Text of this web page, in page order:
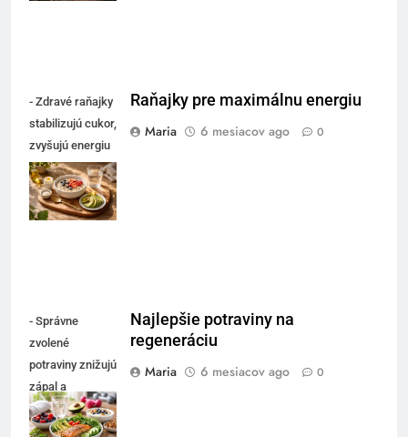
- Zdravé raňajky
stabilizujú cukor,
zvyšujú energiu
a pomáhajú
zvládnuť
dopoludnie.
Raňajky pre maximálnu energiu
Maria
6 mesiacov ago 0
- Správne
zvolené
potraviny znižujú
zápal a
podporujú
regeneráciu
Najlepšie potraviny na
regeneráciu
Maria
6 mesiacov ago 0